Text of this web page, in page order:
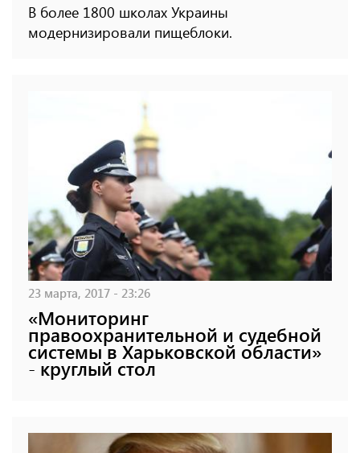
В более 1800 школах Украины
модернизировали пищеблоки.
23 марта, 2017 - 23:26
«Мониторинг
правоохранительной и судебной
системы в Харьковской области»
- круглый стол